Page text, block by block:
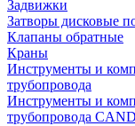
Задвижки
Затворы дисковые
Клапаны обратные
Краны
Инструменты и
трубопровода
Инструменты и
трубопровода